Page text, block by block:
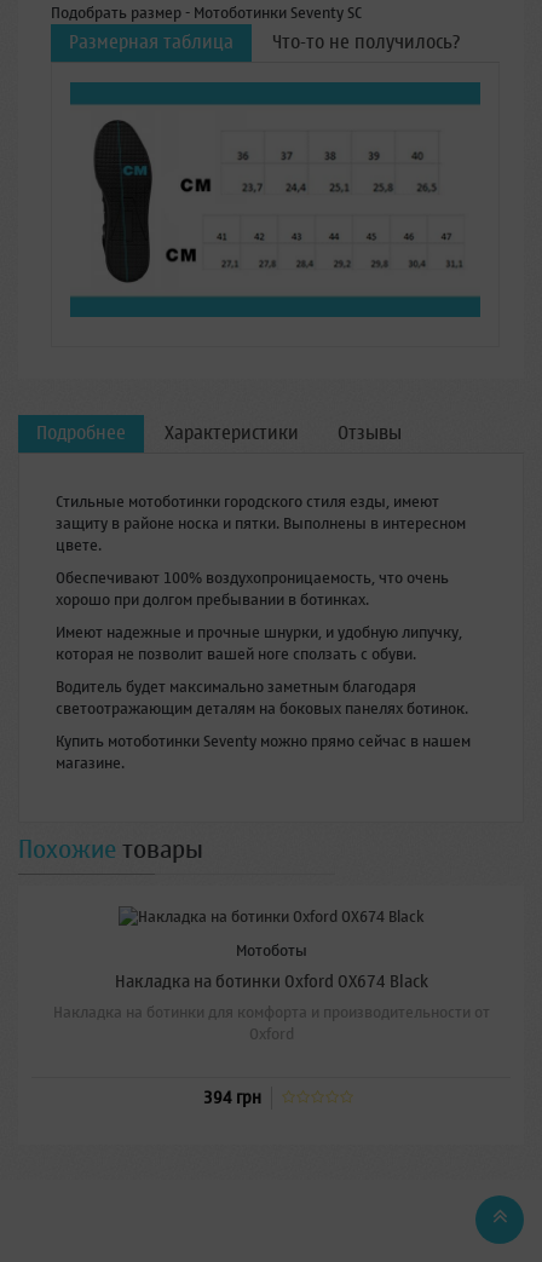
Подобрать размер - Мотоботинки Seventy SC
Размерная таблица Что-то не получилось?
Подробнее Характеристики Отзывы
Стильные мотоботинки городского стиля езды, имеют
защиту в районе носка и пятки. Выполнены в интересном
цвете.
Обеспечивают 100% воздухопроницаемость, что очень
хорошо при долгом пребывании в ботинках.
Имеют надежные и прочные шнурки, и удобную липучку,
которая не позволит вашей ноге сползать с обуви.
Водитель будет максимально заметным благодаря
светоотражающим деталям на боковых панелях ботинок.
Купить мотоботинки Seventy можно прямо сейчас в нашем
магазине.
Похожиетовары
Мотоботы
Накладка на ботинки Oxford OX674 Black
Накладка на ботинки для комфорта и производительности от
Oxford
394 грн